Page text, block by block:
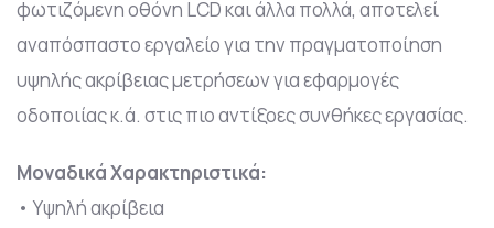
φωτιζόμενη οθόνη LCD και άλλα πολλά, αποτελεί
αναπόσπαστο εργαλείο για την πραγματοποίηση
υψηλής ακρίβειας μετρήσεων για εφαρμογές
οδοποιίας κ.ά. στις πιο αντίξοες συνθήκες εργασίας.
Μοναδικά Χαρακτηριστικά:
• Yψηλή ακρίβεια